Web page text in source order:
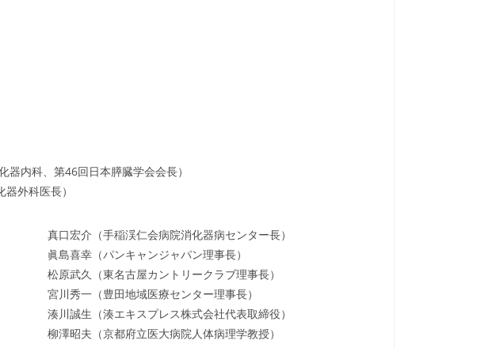
内科、第46回日本膵臓学会会長）
外科医長）
真口宏介（手稲渓仁会病院消化器病センター長）
眞島喜幸（パンキャンジャパン理事長）
松原武久（東名古屋カントリークラブ理事長）
宮川秀一（豊田地域医療センター理事長）
湊川誠生（湊エキスプレス株式会社代表取締役）
柳澤昭夫（京都府立医大病院人体病理学教授）